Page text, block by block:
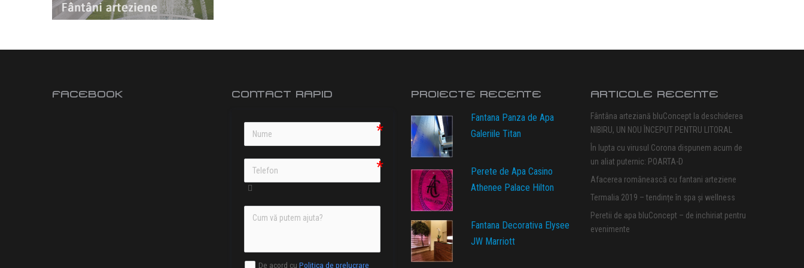
FACEBOOK CONTACT RAPID
De acord cu Politica de prelucrare
PROIECTE RECENTE
Fantana Panza de Apa
Galeriile Titan
Perete de Apa Casino
Athenee Palace Hilton
Fantana Decorativa Elysee
JW Marriott
ARTICOLE RECENTE
Fântâna arteziană bluConcept la deschiderea
NIBIRU, UN NOU ÎNCEPUT PENTRU LITORAL
În lupta cu virusul Corona dispunem acum de
un aliat puternic: POARTA-D
Afacerea românească cu fantani arteziene
Termalia 2019 – tendințe în spa și wellness
Peretii de apa bluConcept – de inchiriat pentru
evenimente